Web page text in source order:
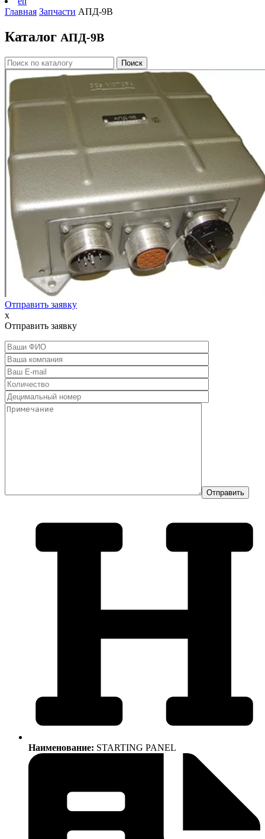
Главная Запчасти АПД-9В
Каталог АПД-9В
Отправить заявку
x
Отправить заявку
Наименование: STARTING PANEL